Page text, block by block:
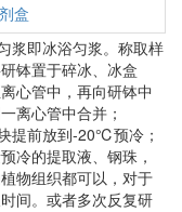
浆即冰浴匀浆。称取样
钵置于碎冰、冰盒
心管中，再向研钵中
离心管中合并；
提前放到-20℃预冷；
冷的提取液、钢珠，
物组织都可以，对于
间。或者多次反复研
盒